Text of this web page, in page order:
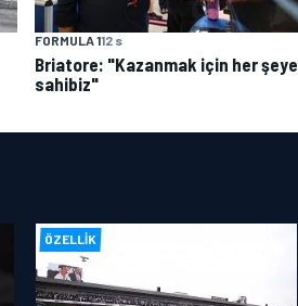
FORMULA 112 s
Briatore: "Kazanmak için her şeye
sahibiz"
ÖZELLIK